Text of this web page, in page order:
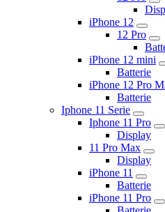
iPhone 12
12 Pro
iPhone 12 mini
Batterie
iPhone 12 Pro
Batterie
Iphone 11 Serie
Iphone 11 Pro
Display
11 Pro Max
Display
iPhone 11
Batterie
iPhone 11 Pro